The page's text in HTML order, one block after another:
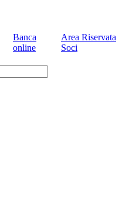
Banca
online
Area Riservata
Soci